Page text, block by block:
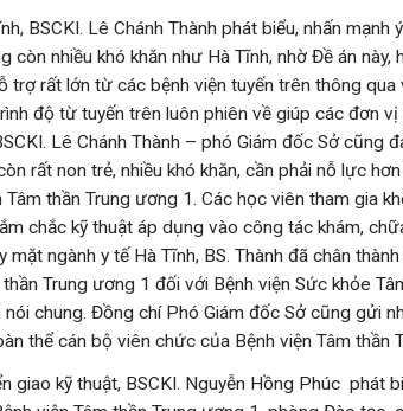
BSCKI. Lê Chánh Thành phát biểu, nhấn mạnh
nhiều khó khăn như Hà Tĩnh, nhờ Đề án này,
trợ rất lớn từ các bệnh viện tuyến trên thông qua
độ từ tuyến trên luôn phiên về giúp các đơn vị
Lê Chánh Thành – phó Giám đốc Sở cũng
rất non trẻ, nhiều khó khăn, cần phải nỗ lực
Tâm thần Trung ương 1. Các học viên tham gia
chắc kỹ thuật áp dụng vào công tác khám,
mặt ngành y tế Hà Tĩnh, BS. Thành đã chân
Trung ương 1 đối với Bệnh viện Sức khỏe
nói chung. Đồng chí Phó Giám đốc Sở cũng gửi
thể cán bộ viên chức của Bệnh viện Tâm thần
giao kỹ thuật, BSCKI. Nguyễn Hồng Phúc phát